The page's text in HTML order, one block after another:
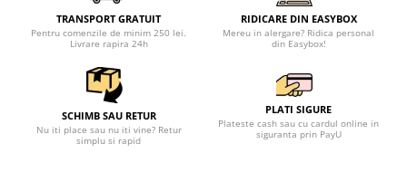
TRANSPORT GRATUIT
Pentru comenzile de minim 250 lei.
Livrare rapira 24h
RIDICARE DIN EASYBOX
Mereu in alergare? Ridica personal
din Easybox!
SCHIMB SAU RETUR
Nu iti place sau nu iti vine? Retur
simplu si rapid
PLATI SIGURE
Plateste cash sau cu cardul online in
siguranta prin PayU